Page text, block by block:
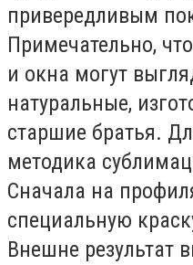
привередливым
Примечательно,
и окна могут
натуральные,
старшие братья.
методика
Сначала на
специальную
Внешне результат